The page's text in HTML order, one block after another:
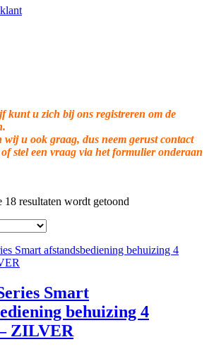
kunt u zich bij ons registreren om de
u ook graag, dus neem gerust contact
of stel een vraag via het formulier onderaan
18 resultaten wordt getoond
Smart
behuizing 4
ZILVER